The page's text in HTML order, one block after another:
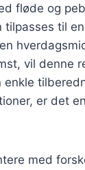
fløde og
tilpasses til
vil denne
enkle
er det
med